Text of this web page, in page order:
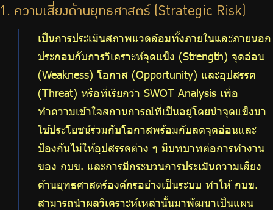
1. ความเสี่ยงด้านยุทธศาสตร์ (Strategic Risk)
เป็นการประเมินสภาพแวดล้อมทั้งภายในและภายนอก
ประกอบกับการวิเคราะห์จุดแข็ง (Strength) จุดอ่อน
(Weakness) โอกาส (Opportunity) และอุปสรรค
(Threat) หรือที่เรียกว่า SWOT Analysis เพื่อ
ทำความเข้าใจสถานการณ์ที่เป็นอยู่โดยนำจุดแข็งมา
ใช้ประโยชน์ร่วมกับโอกาสพร้อมกับลดจุดอ่อนและ
ป้องกันไม่ให้อุปสรรคต่าง ๆ มีบทบาทต่อการทำงาน
ของ กบข. และการมีกระบวนการประเมินความเสี่ยง
ด้านยุทธศาสตร์องค์กรอย่างเป็นระบบ ทำให้ กบข.
สามารถนำผลวิเคราะห์เหล่านั้นมาพัฒนาเป็นแผน